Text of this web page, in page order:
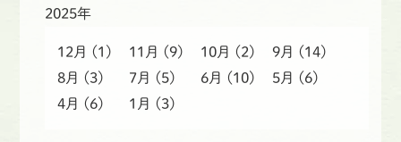
2025年
12月 (1) 11月 (9) 10月 (2) 9月
(14)
8月
(3) 7月 (5) 6月 (10) 5月
(6)
4月
(6) 1月 (3)